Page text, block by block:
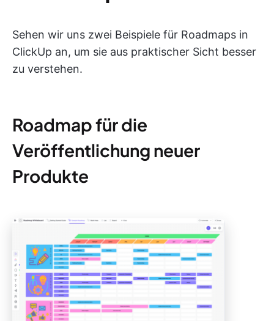
Sehen wir uns zwei Beispiele für Roadmaps in
ClickUp an, um sie aus praktischer Sicht besser
zu verstehen.
Roadmap für die
Veröffentlichung neuer
Produkte